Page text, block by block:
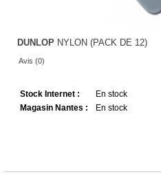
DUNLOP NYLON (PACK DE 12)
Avis (0)
Stock Internet :
En stock
Magasin Nantes :
En stock